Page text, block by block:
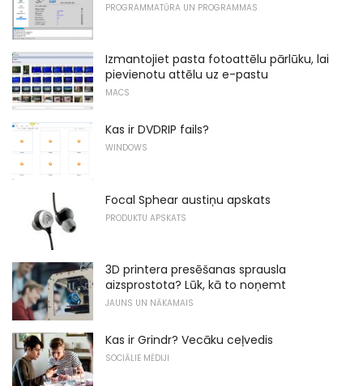
PROGRAMMATŪRA UN PROGRAMMAS
Izmantojiet pasta fotoattēlu pārlūku, lai
pievienotu attēlu uz e-pastu
MACS
Kas ir DVDRIP fails?
WINDOWS
Focal Sphear austiņu apskats
PRODUKTU APSKATS
3D printera presēšanas sprausla
aizsprostota? Lūk, kā to noņemt
JAUNS UN NĀKAMAIS
Kas ir Grindr? Vecāku ceļvedis
SOCIĀLIE MĒDIJI